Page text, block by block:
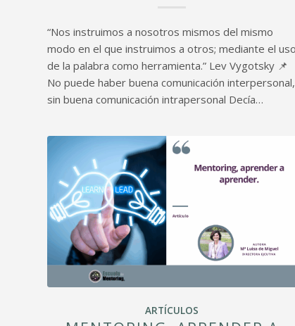
“Nos instruimos a nosotros mismos del mismo
modo en el que instruimos a otros; mediante el uso
de la palabra como herramienta.” Lev Vygotsky 📌
No puede haber buena comunicación interpersonal,
sin buena comunicación intrapersonal Decía…
ARTÍCULOS